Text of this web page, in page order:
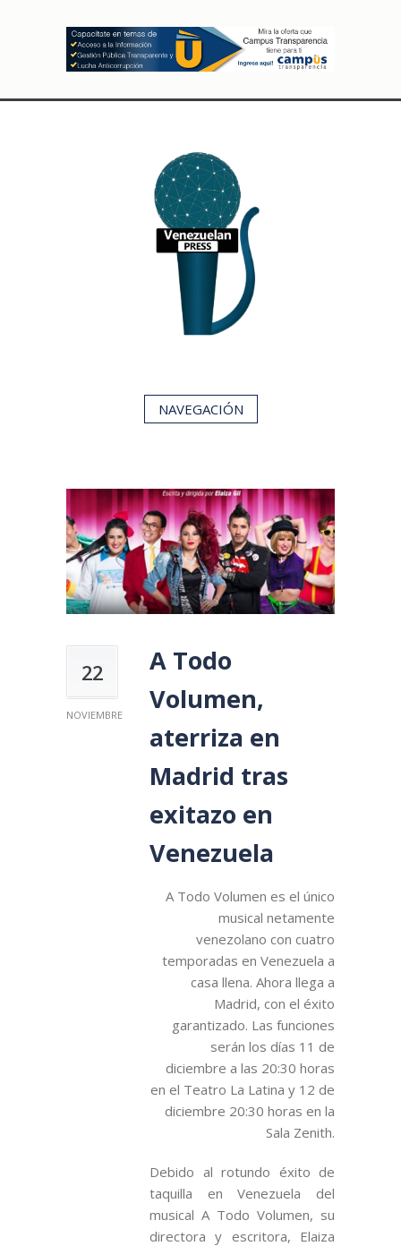
NAVEGACIÓN
22
NOVIEMBRE
A Todo
Volumen,
aterriza en
Madrid tras
exitazo en
Venezuela
A Todo Volumen es el único
musical netamente
venezolano con cuatro
temporadas en Venezuela a
casa llena. Ahora llega a
Madrid, con el éxito
garantizado. Las funciones
serán los días 11 de
diciembre a las 20:30 horas
en el Teatro La Latina y 12 de
diciembre 20:30 horas en la
Sala Zenith.
Debido al rotundo éxito de
taquilla en Venezuela del
musical A Todo Volumen, su
directora y escritora, Elaiza